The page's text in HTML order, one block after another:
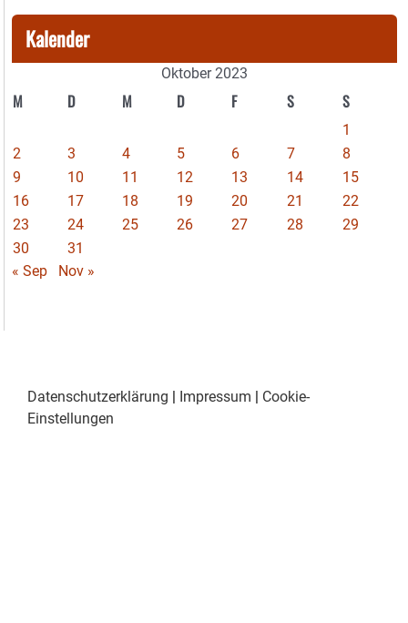
Kalender
Oktober 2023
M D M D F S S
1
2
3 4 5 6 7
8
9
10 11 12 13 14
15
16
17 18 19 20 21
22
23
24 25 26 27 28
29
30
31
« Sep
Nov »
Datenschutzerklärung Impressum
Cookie-
Einstellungen